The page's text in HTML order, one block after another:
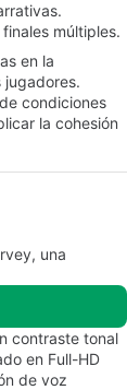
múltiples.
en la
condiciones
la cohesión
una
contraste tonal
en Full-HD
de voz